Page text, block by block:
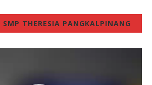
THERESIA PANGKALPINANG